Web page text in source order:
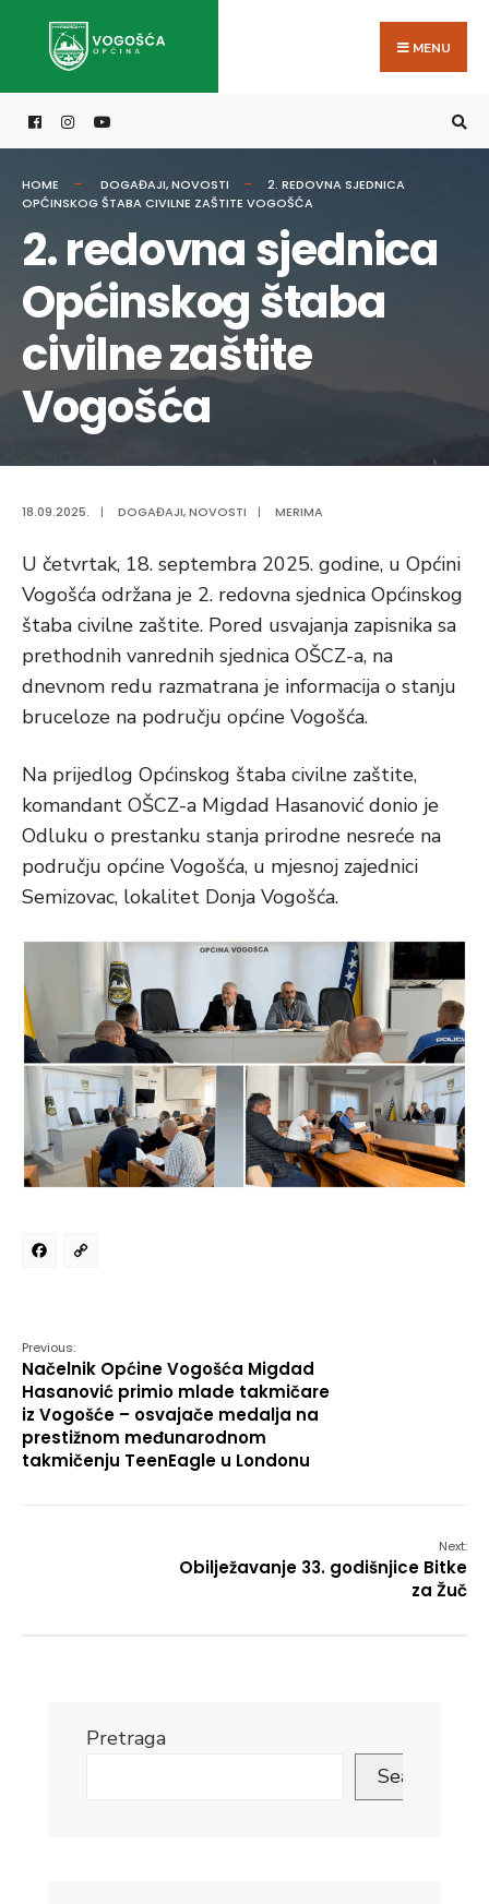
MENU
HOME DOGAĐAJI,NOVOSTI
2. REDOVNA SJEDNICA
OPĆINSKOG ŠTABA CIVILNE ZAŠTITE VOGOŠĆA
2. redovna sjednica
Općinskog štaba
civilne zaštite
Vogošća
18.09.2025. | DOGAĐAJI,NOVOSTI | MERIMA
U četvrtak, 18. septembra 2025. godine, u Općini
Vogošća održana je 2. redovna sjednica Općinskog
štaba civilne zaštite. Pored usvajanja zapisnika sa
prethodnih vanrednih sjednica OŠCZ-a, na
dnevnom redu razmatrana je informacija o stanju
bruceloze na području općine Vogošća.
Na prijedlog Općinskog štaba civilne zaštite,
komandant OŠCZ-a Migdad Hasanović donio je
Odluku o prestanku stanja prirodne nesreće na
području općine Vogošća, u mjesnoj zajednici
Semizovac, lokalitet Donja Vogošća.
Facebook
Previous:
Načelnik Općine Vogošća Migdad
Hasanović primio mlade takmičare
iz Vogošće – osvajače medalja na
prestižnom međunarodnom
takmičenju TeenEagle u Londonu
Next:
Obilježavanje 33. godišnjice Bitke
za Žuč
Pretraga
Search
for: